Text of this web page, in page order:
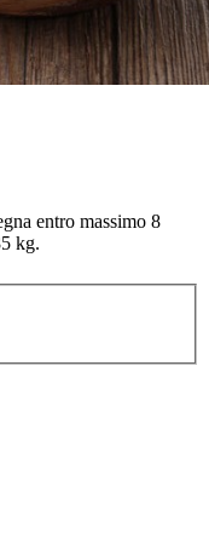
entro massimo 8
kg.